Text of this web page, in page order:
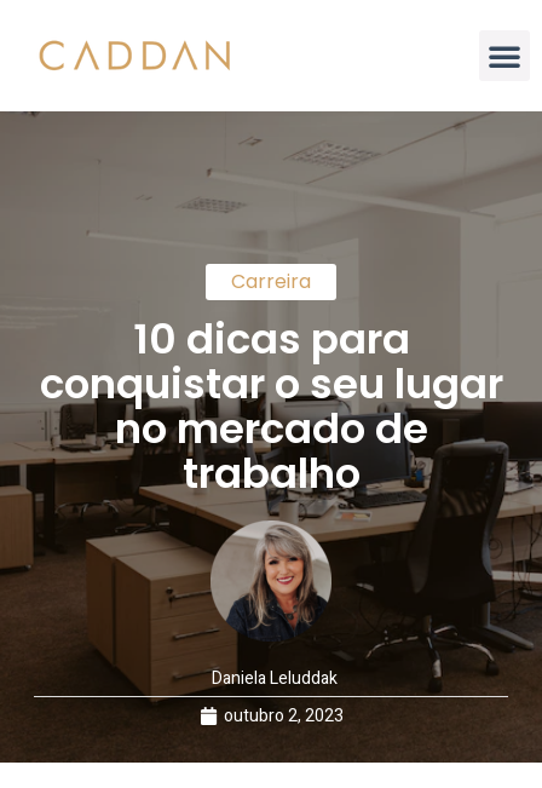
Carreira
10 dicas para
conquistar o seu lugar
no mercado de
trabalho
Daniela Leluddak
outubro 2, 2023